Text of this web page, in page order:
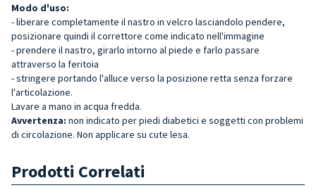
Modo d'uso:
- liberare completamente il nastro in velcro lasciandolo pendere,
posizionare quindi il correttore come indicato nell'immagine
- prendere il nastro, girarlo intorno al piede e farlo passare
attraverso la feritoia
- stringere portando l'alluce verso la posizione retta senza forzare
l'articolazione.
Lavare a mano in acqua fredda.
Avvertenza: non indicato per piedi diabetici e soggetti con problemi
di circolazione. Non applicare su cute lesa.
Prodotti Correlati